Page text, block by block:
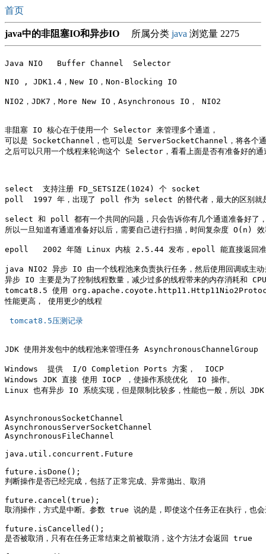
首页
java中的非阻塞IO和异步IO 所属分类 java 浏览量 2275
Java NIO   Buffer Channel  Selector
NIO , JDK1.4，New IO，Non-Blocking IO
NIO2，JDK7，More New IO，Asynchronous IO， NIO2
非阻塞 IO 核心在于使用一个 Selector 来管理多个通道，
可以是 SocketChannel，也可以是 ServerSocketChannel，将各个
之后可以只用一个线程来轮询这个 Selector，看看上面是否有准备好的通
select  支持注册 FD_SETSIZE(1024) 个 socket
poll  1997 年，出现了 poll 作为 select 的替代者，最大的区别
select 和 poll 都有一个共同的问题，只会告诉你有几个通道准备好了，
所以一旦知道有通道准备好以后，需要自己进行扫描，时间复杂度 O(n) 效
epoll   2002 年随 Linux 内核 2.5.44 发布，epoll 能直接返回准备
java NIO2 异步 IO 由一个线程池来负责执行任务，然后使用回调或主动
异步 IO 主要是为了控制线程数量，减少过多的线程带来的内存消耗和
tomcat8.5 使用
性能更高， 使用更少的线程
tomcat8.5压测记录
JDK 使用并发包中的线程池来管理任务 AsynchronousChannelGroup
Windows  提供  I/O Completion Ports 方案，  IOCP
Windows JDK 直接 使用 IOCP ，使操作系统优化  IO 操作。
Linux 也有异步 IO 系统实现，但是限制比较多，性能也一般，所以 JDK
AsynchronousSocketChannel
AsynchronousServerSocketChannel
AsynchronousFileChannel
java.util.concurrent.Future
future.isDone();
判断操作是否已经完成，包括了正常完成、异常抛出、取消
future.cancel(true);
取消操作，方式是中断。参数 true 说的是，即使这个任务正在执行，也会
future.isCancelled();
是否被取消，只有在任务正常结束之前被取消，这个方法才会返回 true